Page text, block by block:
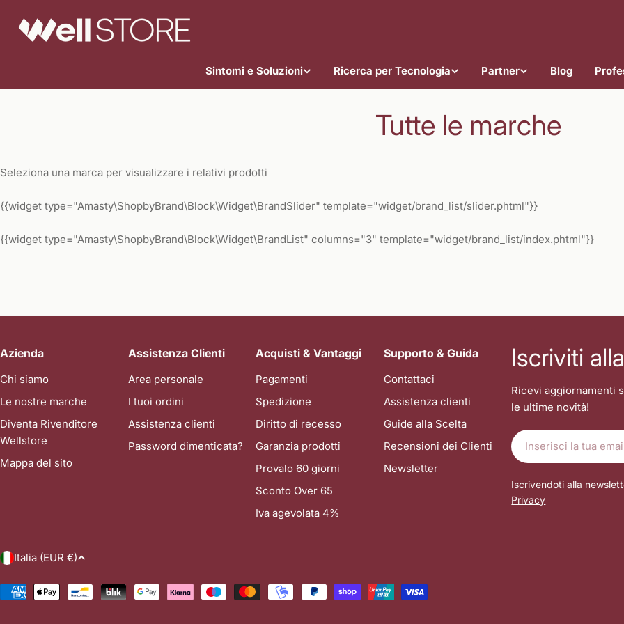
contenuto
Sintomi e Soluzioni Ricerca per Tecnologia Partner Blog
Tutte le marche
Seleziona una marca per visualizzare i relativi prodotti
{{widget type="Amasty\ShopbyBrand\Block\Widget\BrandSlider" template="widget/brand_list/slider.phtml"}}
{{widget type="Amasty\ShopbyBrand\Block\Widget\BrandList" columns="3" template="widget/brand_list/index.phtml"}}
Azienda
Chi siamo
Le nostre marche
Diventa Rivenditore
Wellstore
Mappa del sito
Assistenza Clienti
Area personale
I tuoi ordini
Assistenza clienti
Password dimenticata?
Acquisti & Vantaggi
Pagamenti
Spedizione
Diritto di recesso
Garanzia prodotti
Provalo 60 giorni
Sconto Over 65
Iva agevolata 4%
Supporto & Guida
Contattaci
Assistenza clienti
Guide alla Scelta
Recensioni dei Clienti
Newsletter
Iscriviti
Ricevi aggiornamenti
le ultime novità!
E-
mail
Iscrivendoti alla
Privacy
P
a
Italia (EUR €)
Metodi